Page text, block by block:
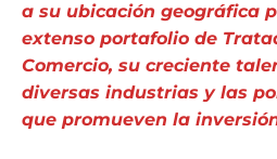
a su ubicación geográfica
extenso portafolio de
Comercio, su creciente
diversas industrias y las
que promueven la